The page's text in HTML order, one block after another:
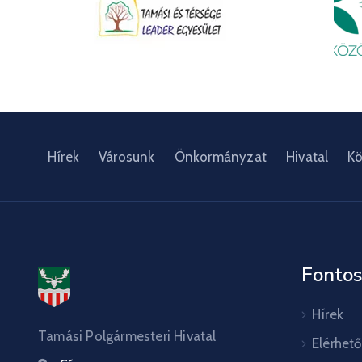
Hírek Városunk Önkormányzat Hivatal
Tamási Polgármesteri Hivatal
Fontos
Hírek